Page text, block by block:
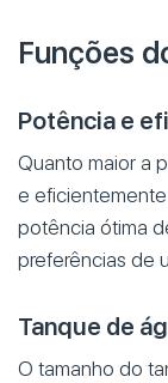
Funções
Potência e
Quanto maior a
e
potência ótima
preferências de
Tanque de
O tamanho do